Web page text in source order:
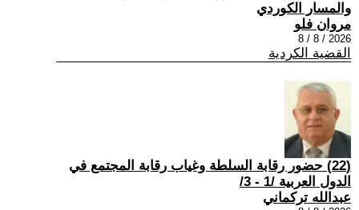
والمسار الكوردي
مروان فلو
2026 / 8 / 8
القضية الكردية
(22) حضور رقابة السلطة وغياب رقابة المجتمع في
الدول العربية /1 - 3/
عبدالله تركماني